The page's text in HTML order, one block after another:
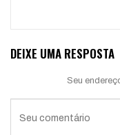
DEIXE UMA RESPOSTA
Seu